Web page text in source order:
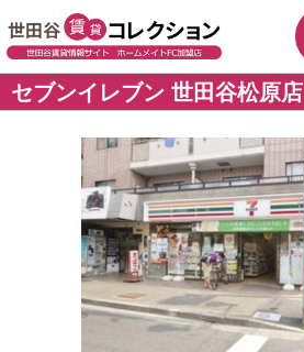
セブンイレブン 世田谷松原店